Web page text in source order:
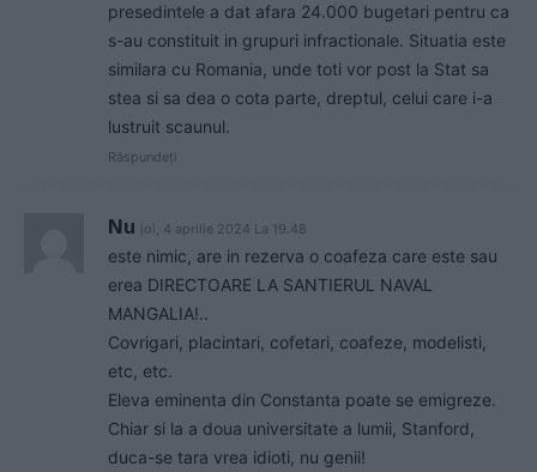
presedintele a dat afara 24.000 bugetari pentru ca
s-au constituit in grupuri infractionale. Situatia este
similara cu Romania, unde toti vor post la Stat sa
stea si sa dea o cota parte, dreptul, celui care i-a
lustruit scaunul.
Răspundeți
Nu joi, 4 aprilie 2024 La 19.48
este nimic, are in rezerva o coafeza care este sau
erea DIRECTOARE LA SANTIERUL NAVAL
MANGALIA!..
Covrigari, placintari, cofetari, coafeze, modelisti,
etc, etc.
Eleva eminenta din Constanta poate se emigreze.
Chiar si la a doua universitate a lumii, Stanford,
duca-se tara vrea idioti, nu genii!